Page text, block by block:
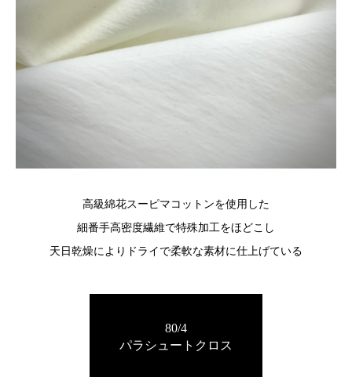
高級綿花スーピマコットンを使用した
細番手高密度繊維で特殊加工をほどこし
天日乾燥によりドライで柔軟な素材に仕上げている
80/4
パラシュートクロス